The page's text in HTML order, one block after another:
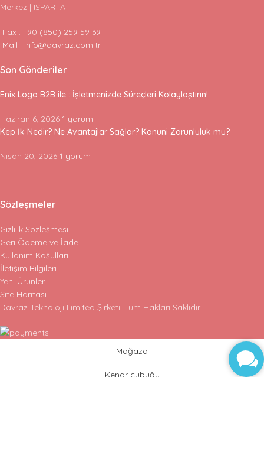
Merkez | ISPARTA
Fax : +90 (850) 259 59 69
Mail : info@davraz.com.tr
Son Gönderiler
Enix Logo B2B ile : İşletmenizde Süreçleri Kolaylaştırın!
Haziran 6, 2026 1 yorum
Kep İk Nedir? Ne Avantajlar Sağlar? Kanuni Zorunluluk mu?
Nisan 20, 2026 1 yorum
Sözleşmeler
Gizlilik Sözleşmesi
Geri Ödeme ve İade
Kullanım Koşulları
İletişim Bilgileri
Yeni Ürünler
Site Haritası
Davraz Teknoloji Limited Şirketi. Tüm Hakları Saklıdır.
Mağaza
Kenar çubuğu